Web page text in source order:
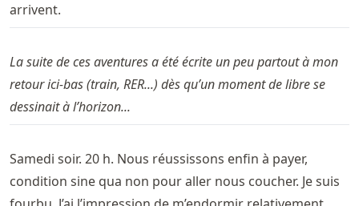
arrivent.
La suite de ces aventures a été écrite un peu partout à mon
retour ici-bas (train, RER...) dès qu’un moment de libre se
dessinait à l’horizon...
Samedi soir. 20 h. Nous réussissons enfin à payer,
condition sine qua non pour aller nous coucher. Je suis